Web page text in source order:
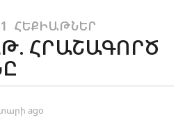
,ՀԵՔԻԱԹՆԵՐ
ՀՐԱՇԱԳՈՐԾ
ago